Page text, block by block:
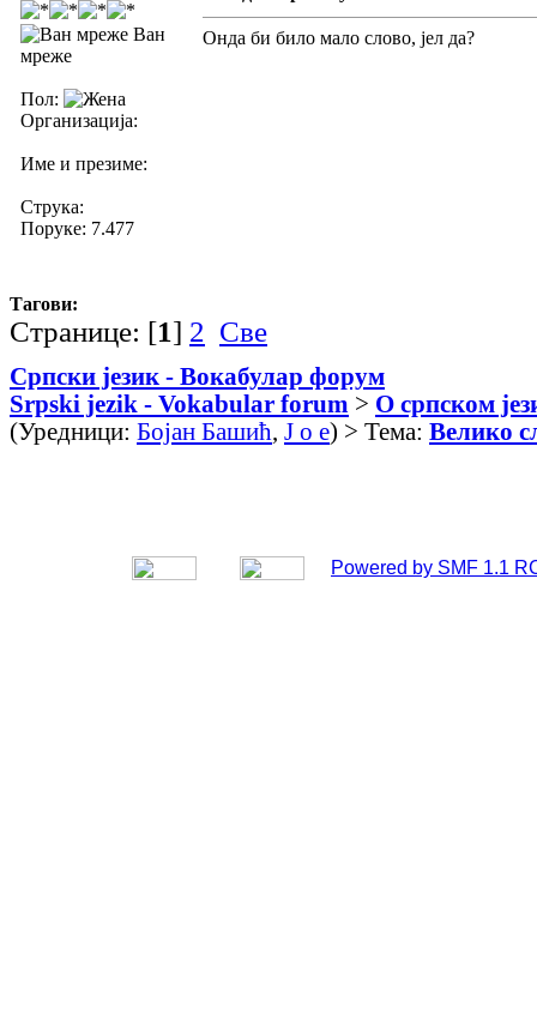
Ван
мреже
Пол:
Организација:
Име и презиме:
Струка:
Поруке: 7.477
Онда би било мало слово, јел да?
Тагови:
Странице: [1] 2 Све
Српски језик - Вокабулар форум
Srpski jezik - Vokabular forum > О српском
(Уредници: Бојан Башић, J o e) > Тема: Велико
Powered by SMF 1.1